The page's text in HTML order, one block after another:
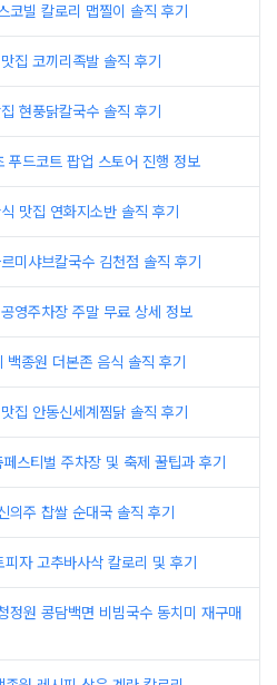
코빌 칼로리 맵찔이 솔직 후기
집 코끼리족발 솔직 후기
현풍닭칼국수 솔직 후기
푸드코트 팝업 스토어 진행 정보
맛집 연화지소반 솔직 후기
미샤브칼국수 김천점 솔직 후기
영주차장 주말 무료 상세 정보
종원 더본존 음식 솔직 후기
집 안동신세계찜닭 솔직 후기
스티벌 주차장 및 축제 꿀팁과 후기
의주 찹쌀 순대국 솔직 후기
자 고추바사삭 칼로리 및 후기
정원 콩담백면 비빔국수 동치미 재구매